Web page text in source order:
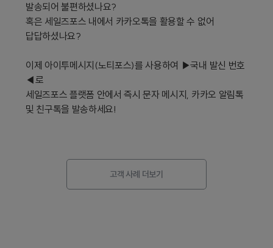
발송되어 불편하셨나요?
혹은 세일즈포스 내에서 카카오톡을 활용할 수 없어
답답하셨나요?
이제 아이투메시지(노티포스)를 사용하여 ▶국내 발신 번호
◀로
세일즈포스 플랫폼 안에서 즉시 문자 메시지, 카카오 알림톡
및 친구톡을 발송하세요!
고객 사례 더보기